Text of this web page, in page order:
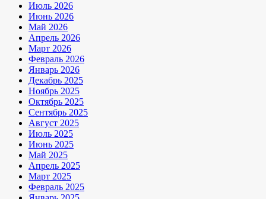
Июль 2026
Июнь 2026
Май 2026
Апрель 2026
Март 2026
Февраль 2026
Январь 2026
Декабрь 2025
Ноябрь 2025
Октябрь 2025
Сентябрь 2025
Август 2025
Июль 2025
Июнь 2025
Май 2025
Апрель 2025
Март 2025
Февраль 2025